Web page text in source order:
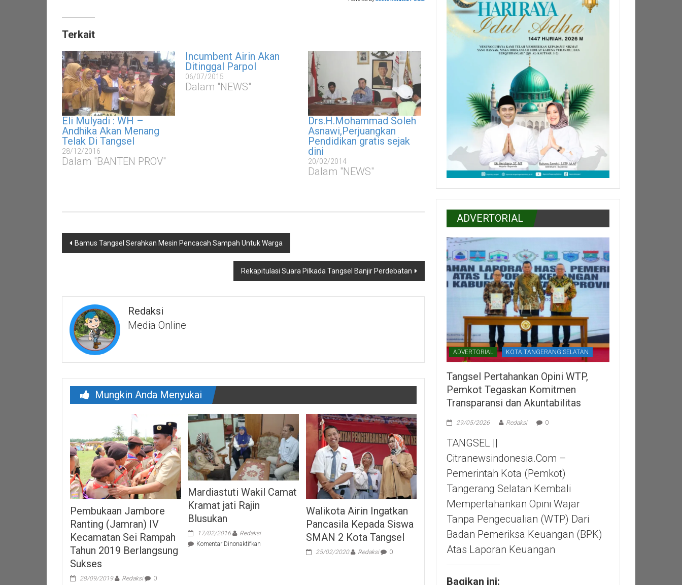
Terkait
Eli Mulyadi : WH –
Andhika Akan Menang
Telak Di Tangsel
28/12/2016
Dalam "BANTEN PROV"
Incumbent Airin Akan
Ditinggal Parpol
06/07/2015
Dalam "NEWS"
Drs.H.Mohammad Soleh
Asnawi,Perjuangkan
Pendidikan gratis sejak
dini
20/02/2014
Dalam "NEWS"
Navigasi
pos
Bamus Tangsel Serahkan Mesin Pencacah Sampah Untuk Warga
Rekapitulasi Suara Pilkada Tangsel Banjir Perdebatan
Redaksi
Media Online
Mungkin Anda Menyukai
Pembukaan Jambore
Ranting (Jamran) IV
Kecamatan Sei Rampah
Tahun 2019 Berlangsung
Sukses
28/09/2019 Redaksi 0
Mardiastuti Wakil Camat
Kramat jati Rajin
Blusukan
17/02/2016
Redaksi
Komentar Dinonaktifkan
Walikota Airin Ingatkan
Pancasila Kepada Siswa
SMAN 2 Kota Tangsel
25/02/2020 Redaksi 0
ADVERTORIAL
ADVERTORIAL KOTA TANGERANG SELATAN
Tangsel Pertahankan Opini WTP,
Pemkot Tegaskan Komitmen
Transparansi dan Akuntabilitas
29/05/2026 Redaksi 0
TANGSEL ||
Citranewsindonesia.com –
Pemerintah Kota (Pemkot)
Tangerang Selatan Kembali
Mempertahankan Opini Wajar
Tanpa Pengecualian (WTP) Dari
Badan Pemeriksa Keuangan (BPK)
Atas Laporan Keuangan
Bagikan ini: